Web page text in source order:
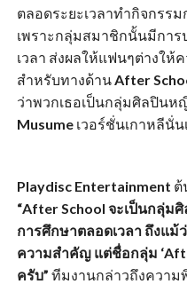
ตลอดระยะเวลาทำกิจกรร
เพราะกลุ่มสมาชิกนั้นมีการ
เวลา ส่งผลให้แฟนๆต่างใ
สำหรับทางด้าน After
ว่าพวกเธอเป็นกลุ่มศิลปินห
Musumeเวอร์ชั่นเกาหลีนั่น
Playdisc Entertainment ต้
“After School จะเป็นกลุ่ม
การศึกษาตลอดเวลา ถึงแ
ความสำคัญ แต่ชื่อกลุ่ม
ครับ” ทีมงานกล่าวถึงความ